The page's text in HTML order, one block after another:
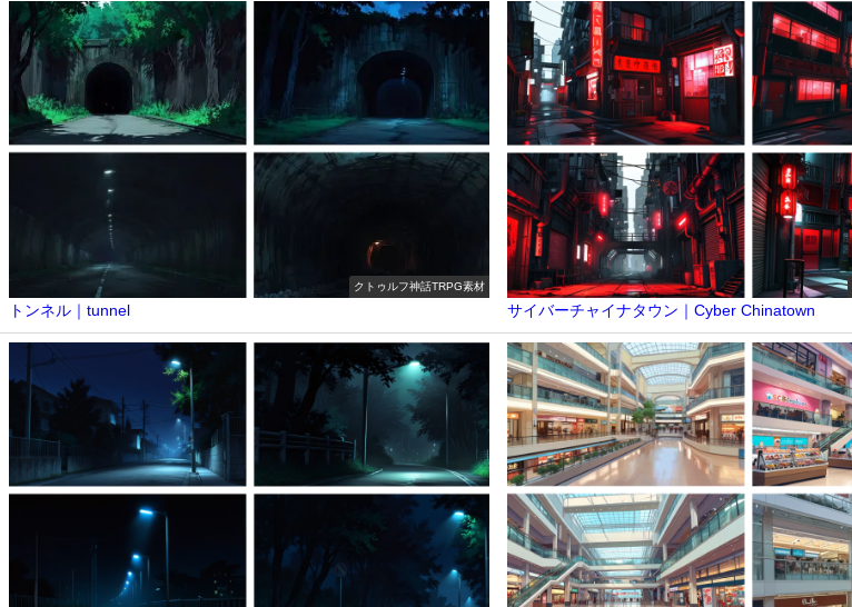
クトゥルフ神話TRPG素材
トンネル｜tunnel サイバーチャイナタウン｜Cyber ​​Chinatown